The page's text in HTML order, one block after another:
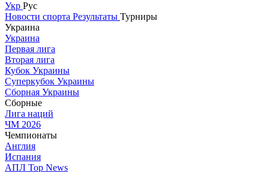
Укр Рус
Новости спорта Результаты Турниры
Украина
Украина
Первая лига
Вторая лига
Кубок Украины
Суперкубок Украины
Сборная Украины
Сборные
Лига наций
ЧМ 2026
Чемпионаты
Англия
Испания
АПЛ Top News